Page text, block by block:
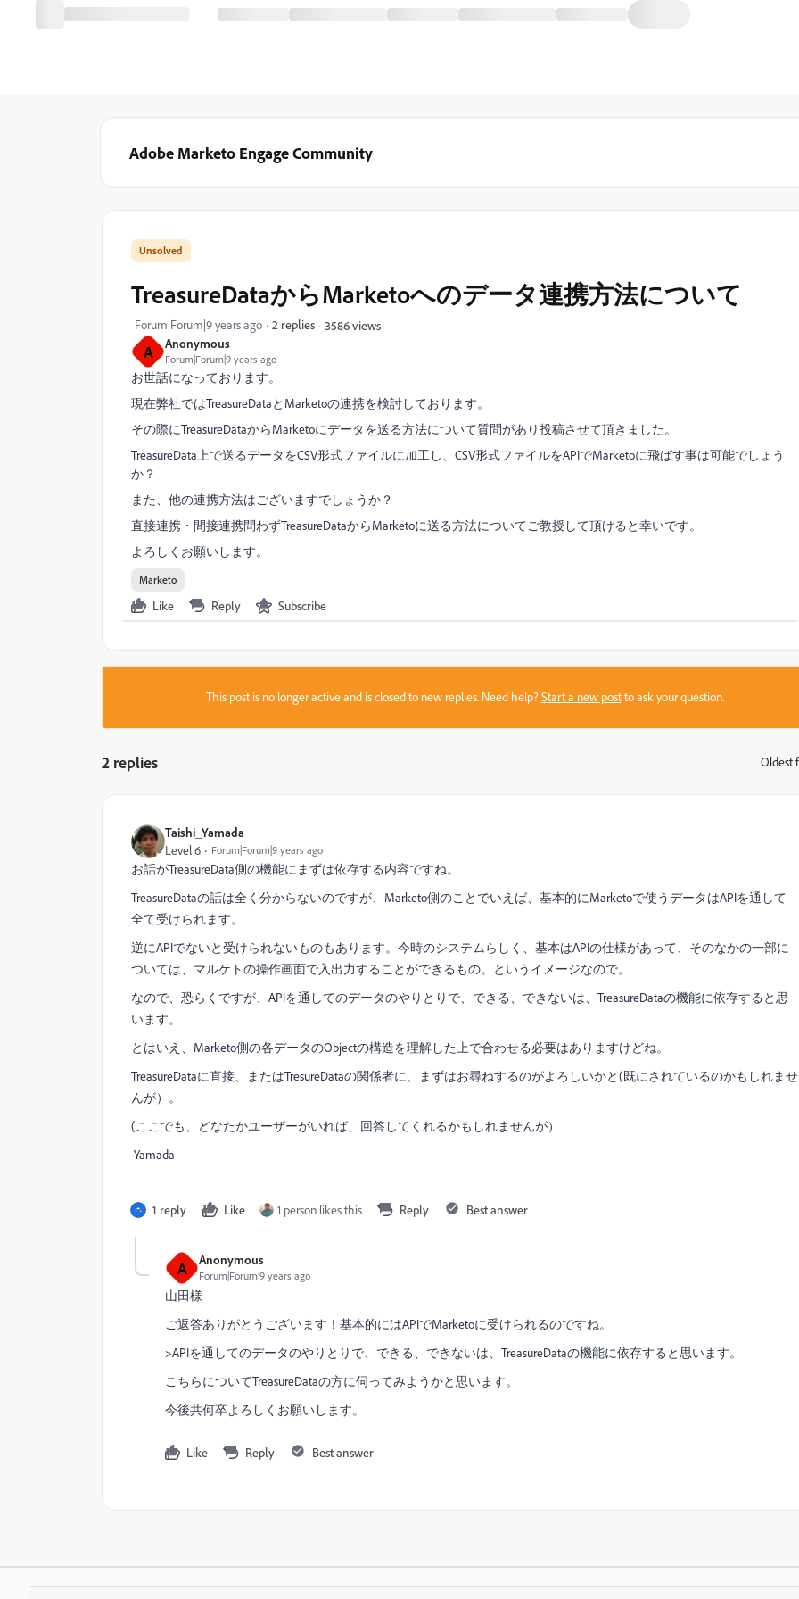
Adobe Marketo Engage Community
A Anonymous
Forum|Forum|9 years ago
TreasureDataからMarketoへのデータ連携方法について
Forum|Forum|9 years ago 2 replies 3586 views
お世話になっております。
現在弊社ではTreasureDataとMarketoの連携を検討しております。
その際にTreasureDataからMarketoにデータを送る方法について質問があり投稿させて頂きました。
TreasureData上で送るデータをCSV形式ファイルに加工し、CSV形式ファイルをAPIでMarketoに飛ばす事は可能でしょう
か？
また、他の連携方法はございますでしょうか？
直接連携・間接連携問わずTreasureDataからMarketoに送る方法についてご教授して頂けると幸いです。
よろしくお願いします。
Marketo
Like Reply Subscribe
This post is no longer active and is closed to new replies. Need help?Start a new postto ask your question.
2 replies Oldest
Taishi_Yamada
Level 6 Forum|Forum|9 years ago
お話がTreasureData側の機能にまずは依存する内容ですね。
TreasureDataの話は全く分からないのですが、Marketo側のことでいえば、基本的にMarketoで使うデータはAPIを通して
全て受けられます。
逆にAPIでないと受けられないものもあります。今時のシステムらしく、基本はAPIの仕様があって、そのなかの一部に
ついては、マルケトの操作画面で入出力することができるもの。というイメージなので。
なので、恐らくですが、APIを通してのデータのやりとりで、できる、できないは、TreasureDataの機能に依存すると思
います。
とはいえ、Marketo側の各データのObjectの構造を理解した上で合わせる必要はありますけどね。
TreasureDataに直接、またはTresureDataの関係者に、まずはお尋ねするのがよろしいかと(既にされているのかもしれませ
んが）。
(ここでも、どなたかユーザーがいれば、回答してくれるかもしれませんが）
-Yamada
1 reply Like 1 person likes this Reply Best answer
A Anonymous
Forum|Forum|9 years ago
山田様
ご返答ありがとうございます！基本的にはAPIでMarketoに受けられるのですね。
>APIを通してのデータのやりとりで、できる、できないは、TreasureDataの機能に依存すると思います。
こちらについてTreasureDataの方に伺ってみようかと思います。
今後共何卒よろしくお願いします。
Like Reply Best answer